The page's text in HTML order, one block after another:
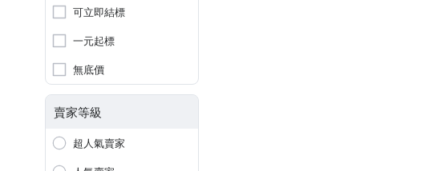
可立即結標
一元起標
無底價
賣家等級
超人氣賣家